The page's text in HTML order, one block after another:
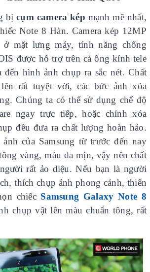
bịcụm camera kép mạnh mẽ nhất,
Note 8 Hàn. Camera kép 12MP
mặt lưng máy, tính năng chống
được hỗ trợ trên cả ống kính tele
đến hình ảnh chụp ra sắc nét. Chất
rất tuyệt vời, các bức ảnh xóa
Chúng ta có thể sử dụng chế độ
ngay trực tiếp, hoặc chỉnh xóa
đều đưa ra chất lượng hoàn hảo.
của Samsung từ trước đến nay
vàng, màu da mịn, vậy nên chất
rất ảo diệu. Nếu bạn là người
thích chụp ảnh phong cảnh, thiên
chiếc Samsung Galaxy Note 8
chụp vật lên màu chuẩn tông, rất